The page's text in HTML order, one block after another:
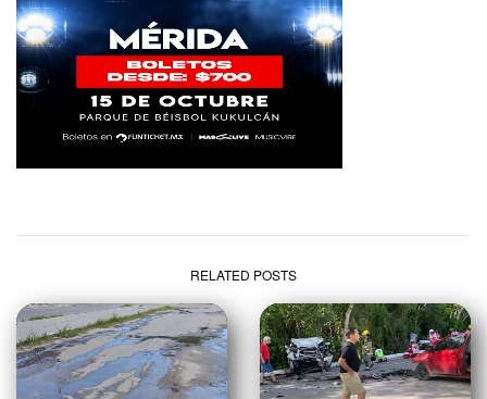
RELATED POSTS